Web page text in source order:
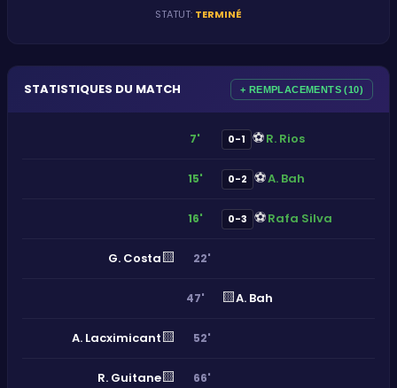
STATUT: TERMINÉ
STATISTIQUES DU MATCH + REMPLACEMENTS (10)
7' 0-1 ⚽R. Rios
15' 0-2 ⚽A. Bah
16' 0-3 ⚽Rafa Silva
G. Costa🟨 22'
47' 🟨A. Bah
A. Lacximicant🟨 52'
R. Guitane🟨 66'